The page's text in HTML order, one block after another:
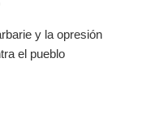
y la opresión
el pueblo